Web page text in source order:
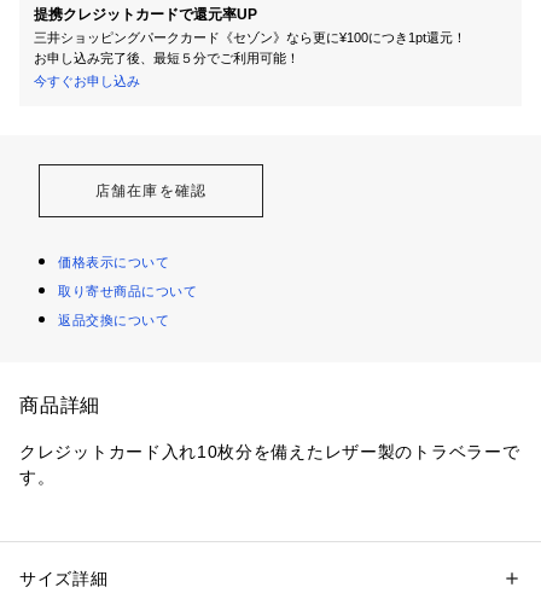
提携クレジットカードで還元率UP
三井ショッピングパークカード《セゾン》なら更に¥100につき1pt還元！
お申し込み完了後、最短５分でご利用可能！
今すぐお申し込み
店舗在庫を確認
価格表示について
取り寄せ商品について
返品交換について
商品詳細
クレジットカード入れ10枚分を備えたレザー製のトラベラーで
す。
外ポケット：-
性別：メンズ
サイズ詳細